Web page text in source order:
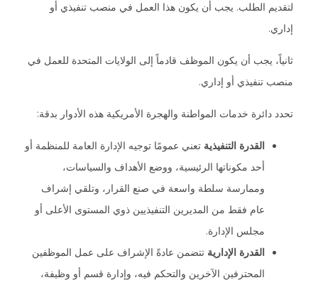
لتقديم الطلب. يجب أن يكون هذا العمل في منصب تنفيذي أو
إداري.
ثانياً، يجب أن يكون الموظف قادماً إلى الولايات المتحدة للعمل في
منصب تنفيذي أو إداري.
تحدد دائرة خدمات المواطنة والهجرة الأمريكية هذه الأدوار بدقة:
القدرة التنفيذية تعني عمومًا توجيه الإدارة العامة للمنظمة أو
أحد مكوناتها الرئيسية، ووضع الأهداف والسياسات،
وممارسة سلطة واسعة في صنع القرار، وتلقي إشراف
عام فقط من المديرين التنفيذيين ذوي المستوى الأعلى أو
مجلس الإدارة.
القدرة الإدارية تتضمن عادةً الإشراف على عمل الموظفين
المحترفين الآخرين والتحكم فيه، وإدارة قسم أو وظيفة،